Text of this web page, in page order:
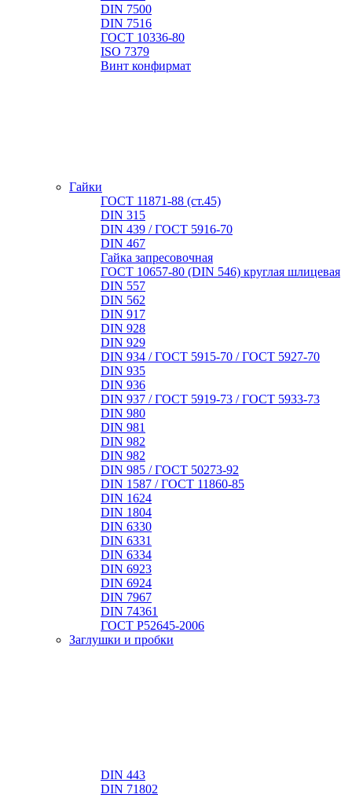
DIN 7500
DIN 7516
ГОСТ 10336-80
ISO 7379
Винт конфирмат
Гайки
ГОСТ 11871-88 (ст.45)
DIN 315
DIN 439 / ГОСТ 5916-70
DIN 467
Гайка запресовочная
ГОСТ 10657-80 (DIN 546) круглая шлицевая
DIN 557
DIN 562
DIN 917
DIN 928
DIN 929
DIN 934 / ГОСТ 5915-70 / ГОСТ 5927-70
DIN 935
DIN 936
DIN 937 / ГОСТ 5919-73 / ГОСТ 5933-73
DIN 980
DIN 981
DIN 982
DIN 982
DIN 985 / ГОСТ 50273-92
DIN 1587 / ГОСТ 11860-85
DIN 1624
DIN 1804
DIN 6330
DIN 6331
DIN 6334
DIN 6923
DIN 6924
DIN 7967
DIN 74361
ГОСТ Р52645-2006
Заглушки и пробки
DIN 443
DIN 71802